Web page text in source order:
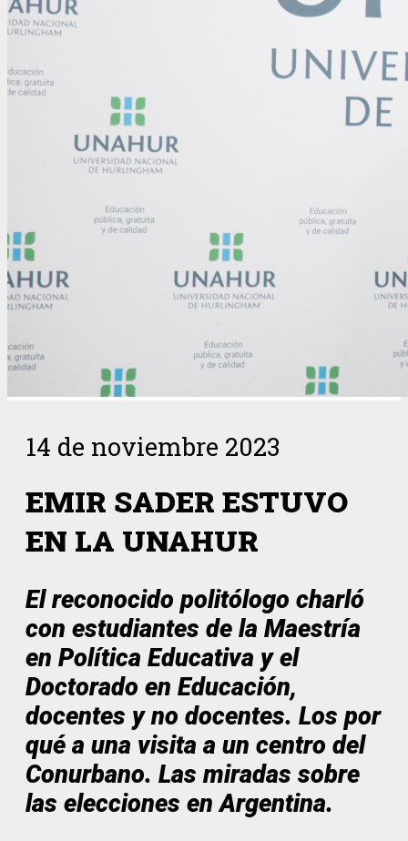
14 de noviembre 2023
EMIR SADER ESTUVO
EN LA UNAHUR
El reconocido politólogo charló
con estudiantes de la Maestría
en Política Educativa y el
Doctorado en Educación,
docentes y no docentes. Los por
qué a una visita a un centro del
Conurbano. Las miradas sobre
las elecciones en Argentina.